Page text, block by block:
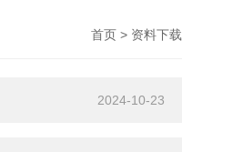
首页> 资料下载
2024-10-23